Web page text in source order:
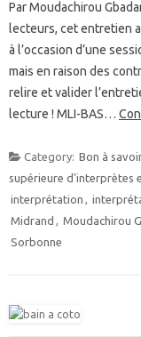
Par Moudachirou
lecteurs, cet entretien
à l’occasion d’une
mais en raison des
relire et valider
lecture ! MLI-BAS…
Category: Bon à
supérieure d'interprètes
interprétation ,
Midrand , Moudachirou
Sorbonne